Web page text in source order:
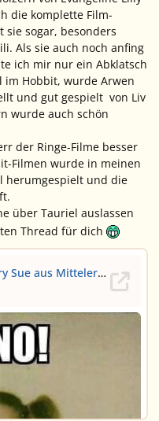
die komplette Film-
sogar, besonders
Als sie auch noch anfing
ich mir nur ein Abklatsch
im Hobbit, wurde Arwen
und gut gespielt von Liv
wurde auch schön
der Ringe-Filme besser
Filmen wurde in meinen
herumgespielt und die
über Tauriel auslassen
Thread für dich